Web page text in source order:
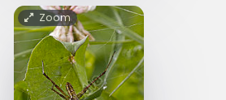
Zoom